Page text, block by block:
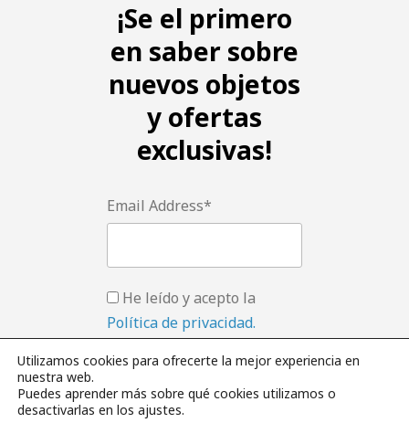
¡Se el primero
en saber sobre
nuevos objetos
y ofertas
exclusivas!
Email Address*
He leído y acepto la
Política de privacidad.
Utilizamos cookies para ofrecerte la mejor experiencia en
nuestra web.
Puedes aprender más sobre qué cookies utilizamos o
desactivarlas en los ajustes.